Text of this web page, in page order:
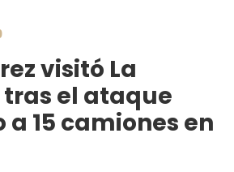
visitó La
el ataque
15 camiones en